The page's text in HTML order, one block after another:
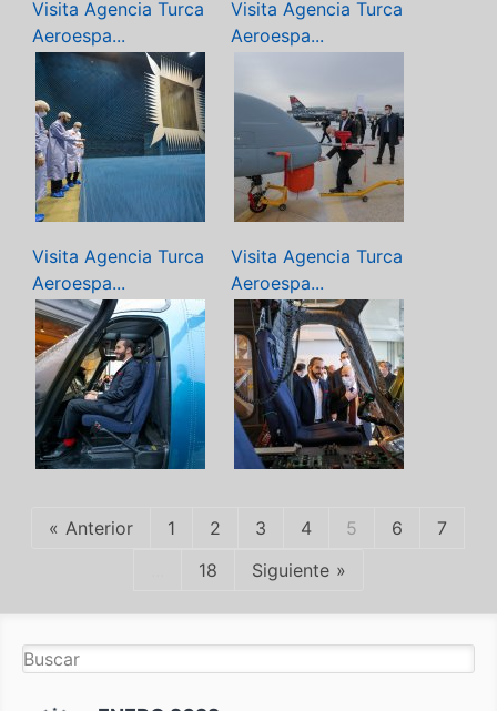
Visita Agencia Turca
Aeroespa...
Visita Agencia Turca
Aeroespa...
Visita Agencia Turca
Aeroespa...
Visita Agencia Turca
Aeroespa...
Anterior 1 2 3 4 5 6
7
18 Siguiente